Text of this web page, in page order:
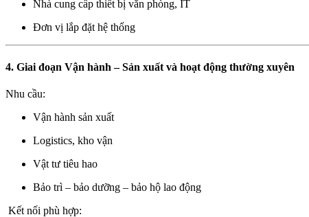
Nhà cung cấp thiết bị văn phòng, IT
Đơn vị lắp đặt hệ thống
4. Giai đoạn Vận hành – Sản xuất và hoạt động thường xuyên
Nhu cầu:
Vận hành sản xuất
Logistics, kho vận
Vật tư tiêu hao
Bảo trì – bảo dưỡng – bảo hộ lao động
Kết nối phù hợp: